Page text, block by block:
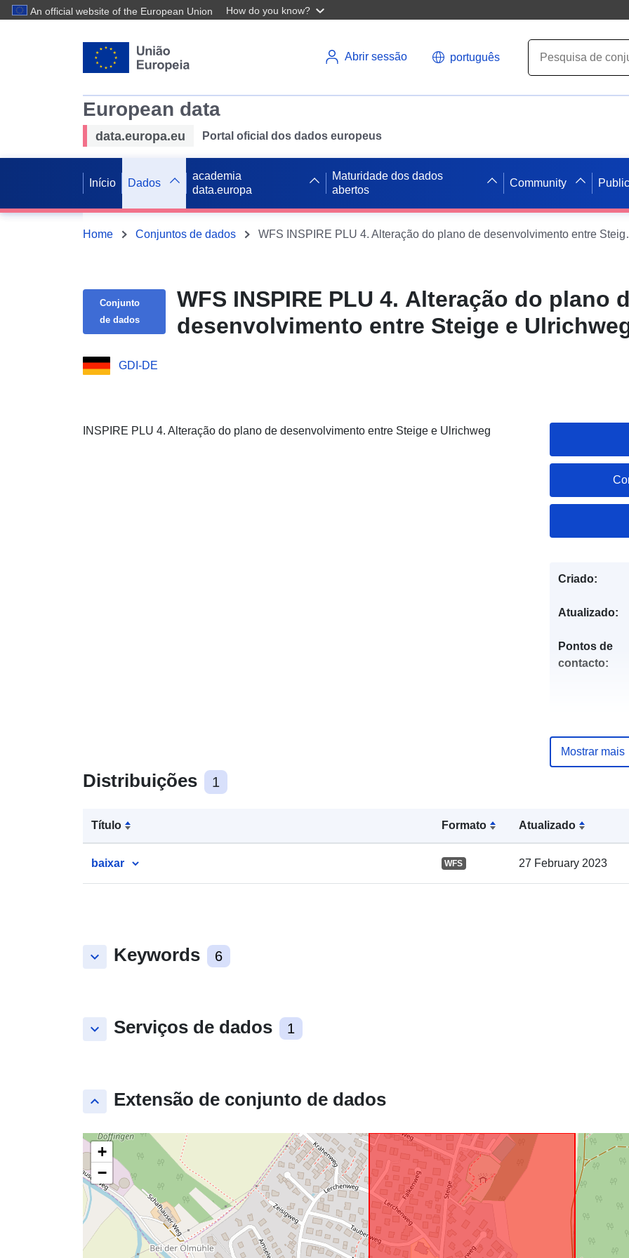
An official website of the European Union How do you know?
Abrir sessão português
European data
data.europa.eu Portal oficial dos dados europeus
Início Dados
academia
data.europa
Maturidade dos dados
abertos
Community
Home Conjuntos de dados WFS
Conjunto
de dados
WFS INSPIRE PLU 4. Alteração do plano
desenvolvimento entre Steige e
GDI-DE
INSPIRE PLU 4. Alteração do plano de desenvolvimento entre Steige e Ulrichweg
Distribuições 1
Título Formato Atualizado
baixar WFS 27 February 2023
keyboard_arrow_down Keywords 6
keyboard_arrow_down Serviços de dados 1
keyboard_arrow_up Extensão de conjunto de dados
+
−
Criado:
Atualizado:
Pontos de
contacto:
Espacial:
Mostrar mais